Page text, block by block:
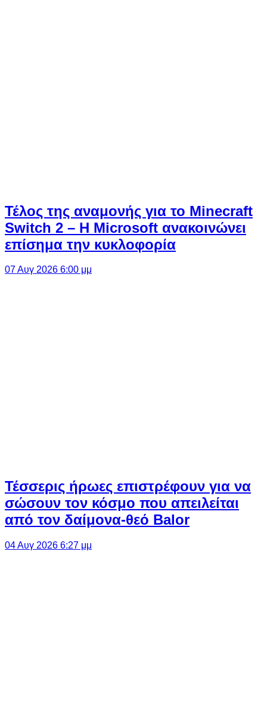
Τέλος της αναμονής για το Minecraft
Switch 2 – Η Microsoft ανακοινώνει
επίσημα την κυκλοφορία
07 Αυγ 2026 6:00 μμ
Τέσσερις ήρωες επιστρέφουν για να
σώσουν τον κόσμο που απειλείται
από τον δαίμονα-θεό Balor
04 Αυγ 2026 6:27 μμ